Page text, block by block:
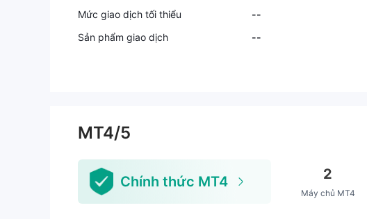
Mức giao dịch tối thiểu
--
Sản phẩm giao dịch
--
MT4/5
Chính thức MT4 2
Máy chủ MT4